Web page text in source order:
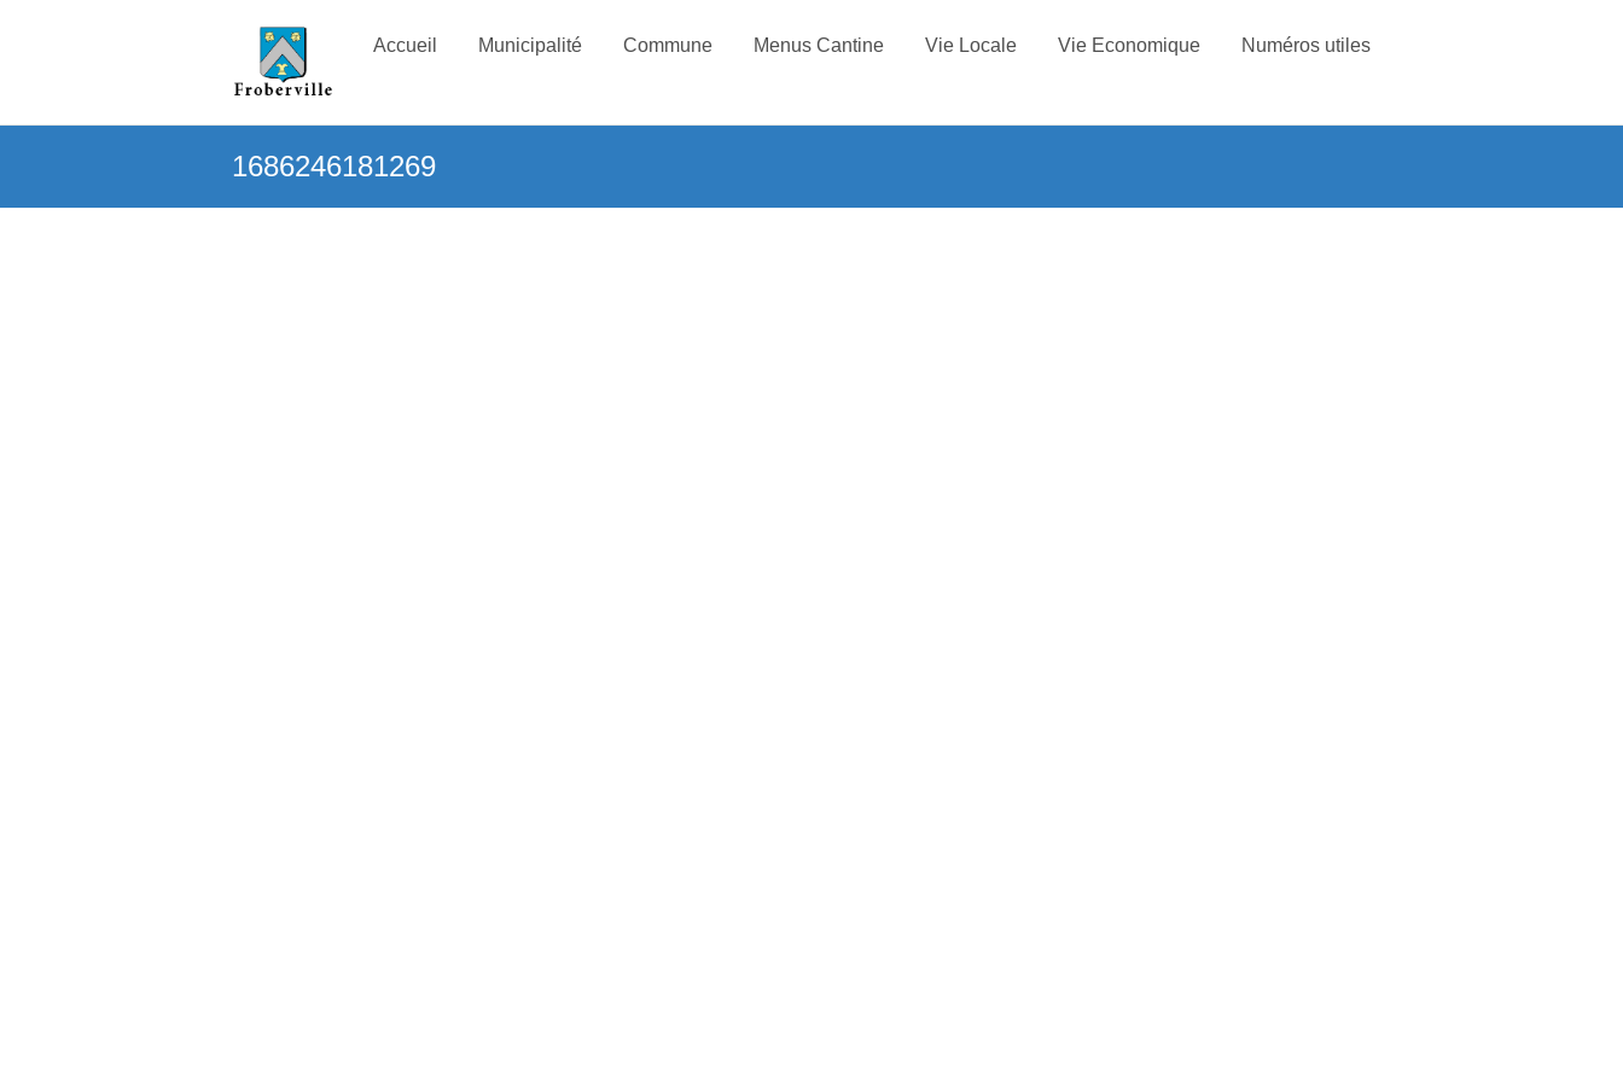
Accueil Municipalité Commune Menus Cantine Vie Locale Vie Economique Numéros utiles
1686246181269